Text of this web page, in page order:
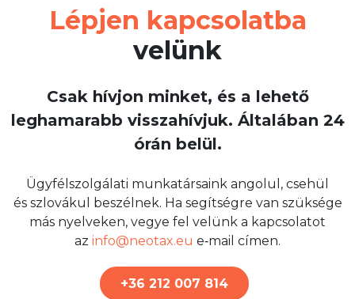
Lépjen kapcsolatba
velünk
Csak hívjon minket, és a lehető
leghamarabb visszahívjuk. Általában 24
órán belül.
Ügyfélszolgálati munkatársaink angolul, csehül
és szlovákul beszélnek. Ha segítségre van szüksége
más nyelveken, vegye fel velünk a kapcsolatot
az info@neotax.eu e‑mail címen.
+36 212 007 814